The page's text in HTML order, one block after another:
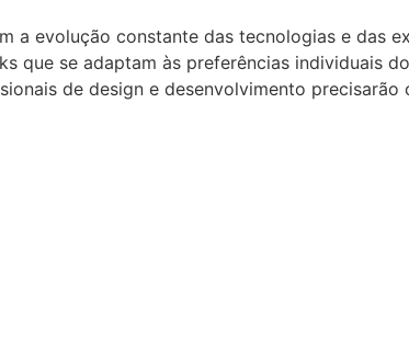
evolução constante das tecnologias e das
que se adaptam às preferências individuais
de design e desenvolvimento